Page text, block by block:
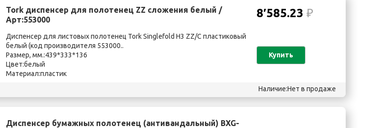
Tork диспенсер для полотенец ZZ сложения белый /
Арт:553000
Диспенсер для листовых полотенец Tork Singlefold H3 ZZ/C пластиковый
белый (код производителя 553000..
Размер, мм.:439*333*136
Цвет:белый
Материал:пластик
8′585.23 ₽
Купить
Наличие:Нет в продаже
Диспенсер бумажных полотенец (антивандальный) BXG-